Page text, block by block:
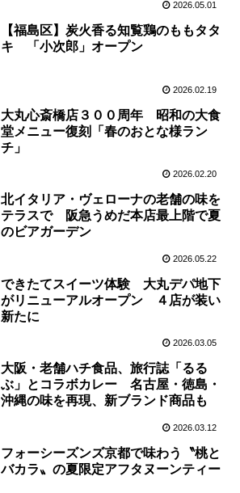
2026.05.01
【福島区】炭火香る知覧鶏のももタタ
キ 「小次郎」オープン
2026.02.19
大丸心斎橋店３００周年 昭和の大食
堂メニュー復刻「春のおとな様ラン
チ」
2026.02.20
北イタリア・ヴェローナの老舗の味を
テラスで 阪急うめだ本店最上階で夏
のビアガーデン
2026.05.22
できたてスイーツ体験 大丸デパ地下
がリニューアルオープン ４店が装い
新たに
2026.03.05
大阪・老舗ハチ食品、旅行誌「るる
ぶ」とコラボカレー 名古屋・徳島・
沖縄の味を再現、新ブランド商品も
2026.03.12
フォーシーズンズ京都で味わう〝桃と
バカラ〟の夏限定アフタヌーンティー